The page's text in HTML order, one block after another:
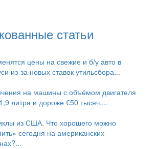
статьи
цены на свежие и б/у авто в
из-за новых ставок утильсбора...
на машины с объёмом двигателя
литра и дороже €50 тысяч....
из США. Что хорошего можно
сегодня на американских